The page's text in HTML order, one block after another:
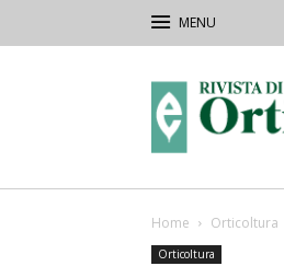
Orticoltura
Home Orticoltura
Orticoltura